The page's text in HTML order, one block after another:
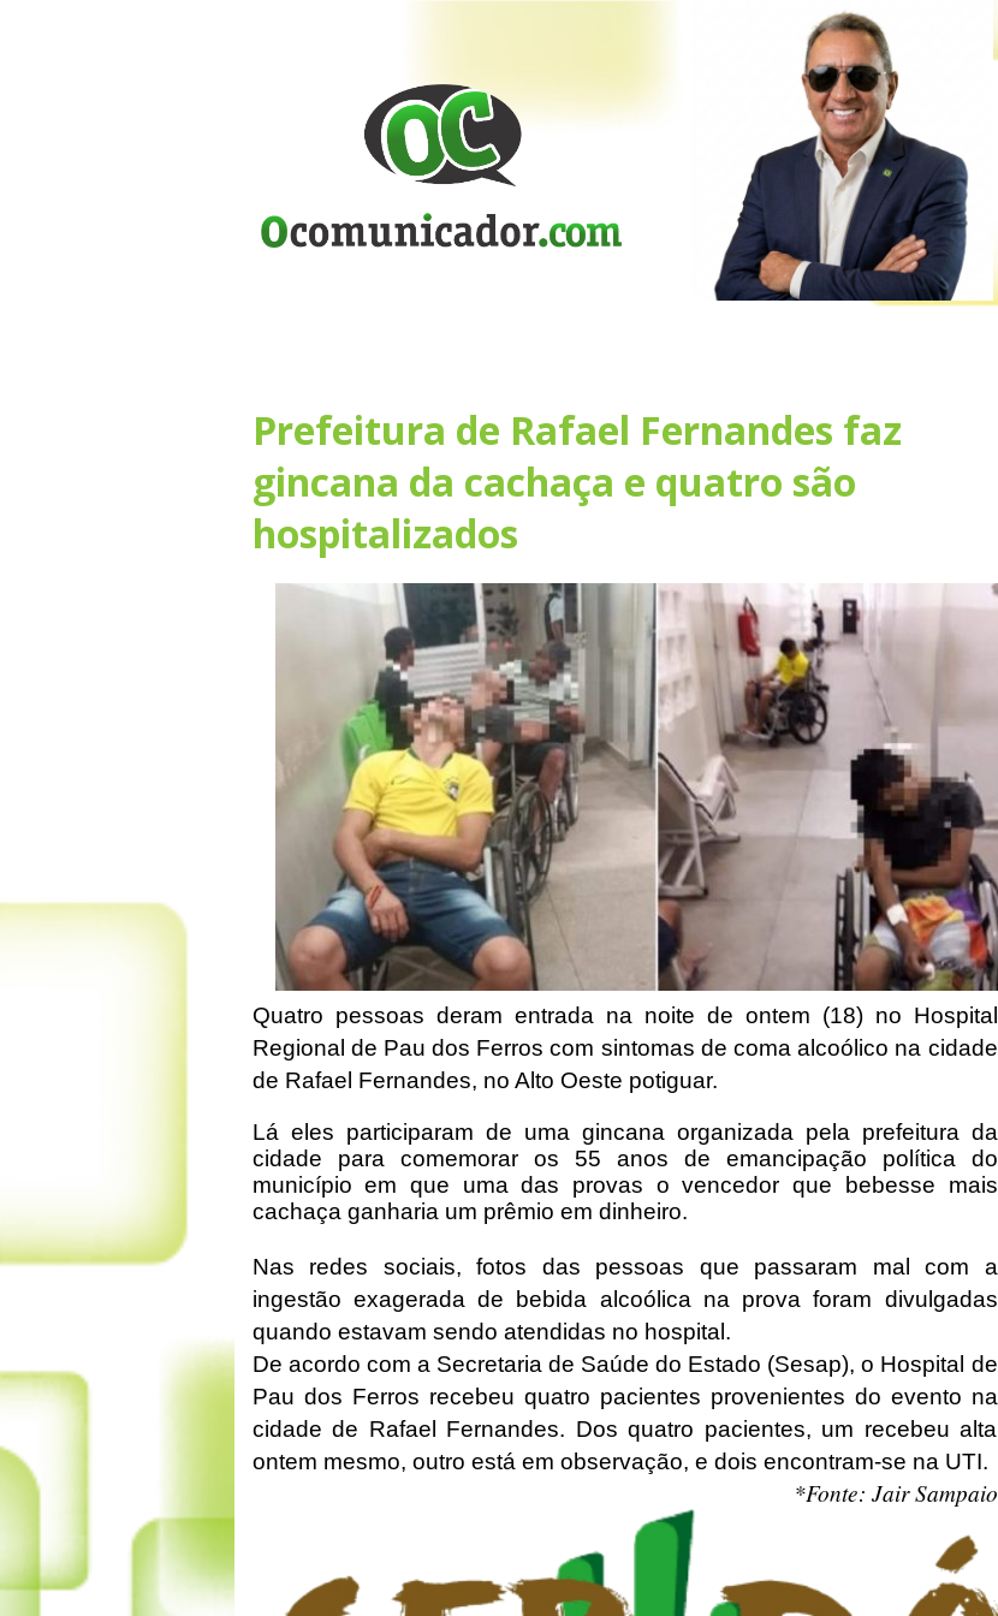
Prefeitura de Rafael Fernandes faz
gincana da cachaça e quatro são
hospitalizados
Quatro pessoas deram entrada na noite de ontem (18) no Hospital
Regional de Pau dos Ferros com sintomas de coma alcoólico na cidade
de Rafael Fernandes, no Alto Oeste potiguar.
Lá eles participaram de uma gincana organizada pela prefeitura da
cidade para comemorar os 55 anos de emancipação política do
município em que uma das provas o vencedor que bebesse mais
cachaça ganharia um prêmio em dinheiro.
Nas redes sociais, fotos das pessoas que passaram mal com a
ingestão exagerada de bebida alcoólica na prova foram divulgadas
quando estavam sendo atendidas no hospital.
De acordo com a Secretaria de Saúde do Estado (Sesap), o Hospital de
Pau dos Ferros recebeu quatro pacientes provenientes do evento na
cidade de Rafael Fernandes. Dos quatro pacientes, um recebeu alta
ontem mesmo, outro está em observação, e dois encontram-se na UTI.
*Fonte: Jair Sampaio